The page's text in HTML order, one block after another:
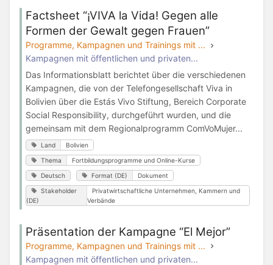
Factsheet “¡VIVA la Vida! Gegen alle
Formen der Gewalt gegen Frauen”
Programme, Kampagnen und Trainings mit ...
Kampagnen mit öffentlichen und privaten...
Das Informationsblatt berichtet über die verschiedenen
Kampagnen, die von der Telefongesellschaft Viva in
Bolivien über die Estás Vivo Stiftung, Bereich Corporate
Social Responsibility, durchgeführt wurden, und die
gemeinsam mit dem Regionalprogramm ComVoMujer...
Land Bolivien
Thema Fortbildungsprogramme und Online-Kurse
Deutsch Format (DE) Dokument
Stakeholder
(DE)
Privatwirtschaftliche Unternehmen, Kammern und
Verbände
Präsentation der Kampagne “El Mejor”
Programme, Kampagnen und Trainings mit ...
Kampagnen mit öffentlichen und privaten...